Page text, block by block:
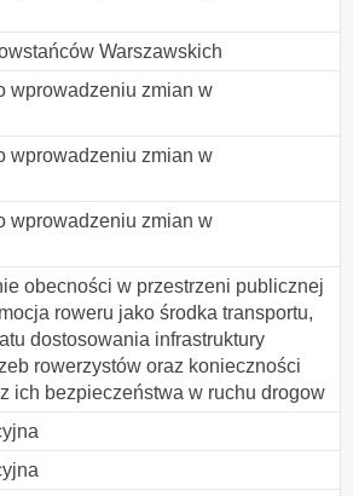
Warszawskich
wprowadzeniu zmian w
wprowadzeniu zmian w
wprowadzeniu zmian w
obecności w przestrzeni publicznej
roweru jako środka transportu,
dostosowania infrastruktury
rowerzystów oraz konieczności
ich bezpieczeństwa w ruchu drogow